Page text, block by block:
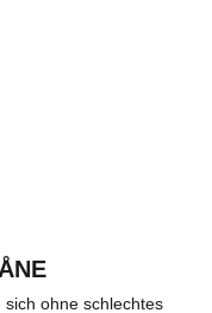
ohne schlechtes